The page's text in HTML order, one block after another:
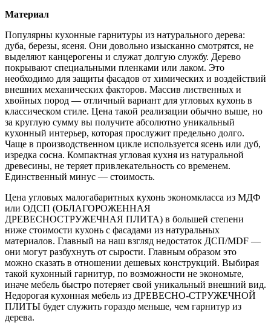
Материал
Популярны кухонные гарнитуры из натурального дерева:
дуба, березы, ясеня. Они довольно изысканно смотрятся, не
выделяют канцерогены и служат долгую службу. Дерево
покрывают специальными пленками или лаком. Это
необходимо для защиты фасадов от химических и воздействий
внешних механических факторов. Массив лиственных и
хвойных пород — отличный вариант для угловых кухонь в
классическом стиле. Цена такой реализации обычно выше, но
за круглую сумму вы получите абсолютно уникальный
кухонный интерьер, которая прослужит предельно долго.
Чаще в производственном цикле используется ясень или дуб,
изредка сосна. Компактная угловая кухня из натуральной
древесины, не теряет привлекательность со временем.
Единственный минус — стоимость.
Цена угловых малогабаритных кухонь экономкласса из МДФ
или ОДСП (ОБЛАГОРОЖЕННАЯ
ДРЕВЕСНОСТРУЖЕЧНАЯ ПЛИТА) в большей степени
ниже стоимости кухонь с фасадами из натуральных
материалов. Главный на наш взгляд недостаток ДСП/MDF —
они могут разбухнуть от сырости. Главным образом это
можно сказать в отношении дешевых конструкций. Выбирая
такой кухонный гарнитур, по возможности не экономьте,
иначе мебель быстро потеряет свой уникальный внешний вид.
Недорогая кухонная мебель из ДРЕВЕСНО-СТРУЖЕЧНОЙ
ПЛИТЫ будет служить гораздо меньше, чем гарнитур из
дерева.